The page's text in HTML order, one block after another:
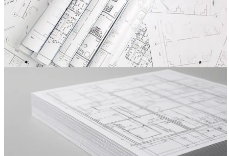
Вакансии
О компании
Написать директору
Арендодателям
Портфолио
Контакты